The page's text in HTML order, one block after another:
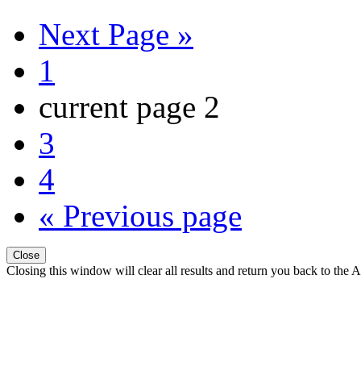
Next Page »
1
current page 2
3
4
« Previous page
Close
Closing this window will clear all results and return you back to the